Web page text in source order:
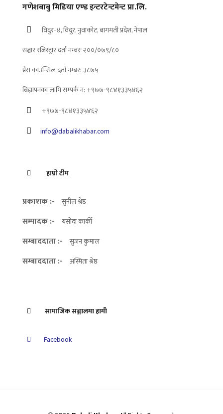
गणेशबाबु मिडिया एण्ड इन्टरटेन्टमेन्ट प्रा.लि.
विदुर-४, विदुर, नुवाकोट, बागमती प्रदेश, नेपाल
सञ्चार रजिस्ट्रार दर्ता नम्बरः २००/०७९/८०
प्रेस काउन्सिल दर्ता नम्बर: ३८७५
बिज्ञापनका लागि सम्पर्क न: +९७७-९८४१३३५४६२
+९७७-९८४१३३५४६२
info@dabalikhabar.com
हाम्रो टीम
प्रकाशक :- सुनील श्रेष्ठ
सम्पादक :- यसोदा कार्की
सम्बाददाता :- सुजन कुमाल
सम्बाददाता :- अस्मिता श्रेष्ठ
सामाजिक सञ्जालमा हामी
Facebook